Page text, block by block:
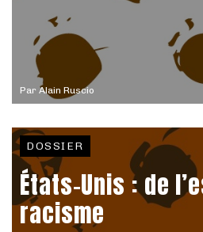
Par Alain Ruscio
DOSSIER
États-Unis : de
racisme